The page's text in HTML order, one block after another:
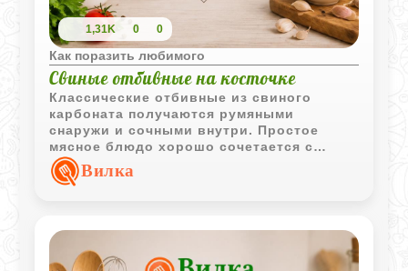
1,31K 0 0
Как поразить любимого
Свиные отбивные на косточке
Классические отбивные из свиного
карбоната получаются румяными
снаружи и сочными внутри. Простое
мясное блюдо хорошо сочетается с
картофелем и тушеной квашеной
капустой.
Вилка